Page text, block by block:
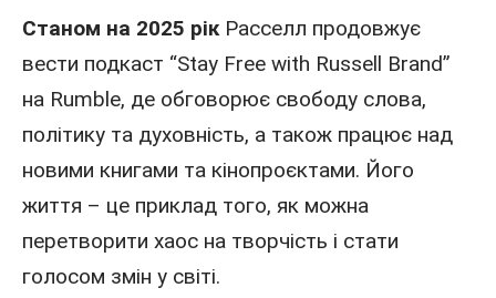
Станом на 2025 рікРасселл продовжує
вести подкаст “Stay Free with Russell Brand”
на Rumble, де обговорює свободу слова,
політику та духовність, а також працює над
новими книгами та кінопроєктами. Його
життя – це приклад того, як можна
перетворити хаос на творчість і стати
голосом змін у світі.